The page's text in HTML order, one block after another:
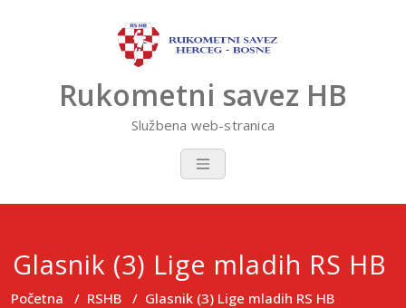
Rukometni savez HB
Službena web-stranica
Glasnik (3) Lige mladih RS HB
Početna / RSHB / Glasnik (3) Lige mladih RS HB